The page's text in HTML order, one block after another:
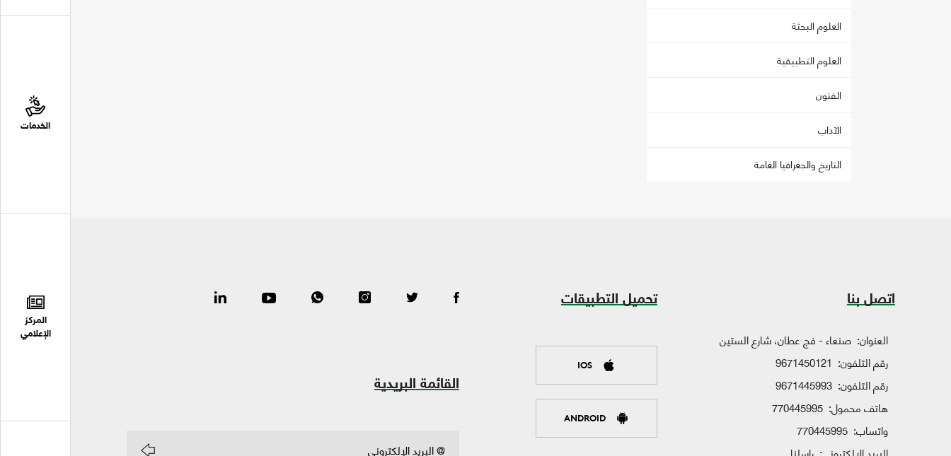
الخدمات
المركز
الإعلامي
العلوم البحثة
العلوم التطبيقية
الفنون
الآداب
التاريخ والجغرافيا العامة
اتصل بنا
العنوان: صنعاء - فج عطان، شارع الستين
رقم التلفون: 9671450121
رقم التلفون: 9671445993
هاتف محمول: 770445995
واتساب: 770445995
تحميل التطبيقات
IOS
ANDROID
القائمة البريدية